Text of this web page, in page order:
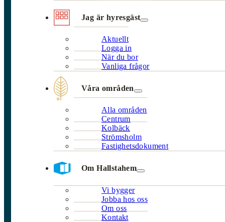
Jag är hyresgäst
Aktuellt
Logga in
När du bor
Vanliga frågor
Våra områden
Alla områden
Centrum
Kolbäck
Strömsholm
Fastighetsdokument
Om Hallstahem
Vi bygger
Jobba hos oss
Om oss
Kontakt